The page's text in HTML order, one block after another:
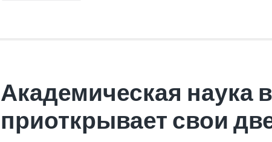
Академическая наука
приоткрывает свои